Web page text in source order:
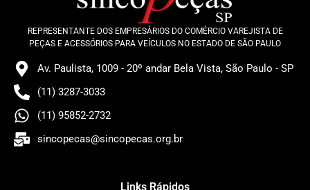
REPRESENTANTE DOS EMPRESÁRIOS DO COMÉRCIO VAREJISTA DE
PEÇAS E ACESSÓRIOS PARA VEÍCULOS NO ESTADO DE SÃO PAULO
Av. Paulista, 1009 - 20º andar Bela Vista, São Paulo - SP
(11) 3287-3033
(11) 95852-2732
sincopecas@sincopecas.org.br
Links Rápidos